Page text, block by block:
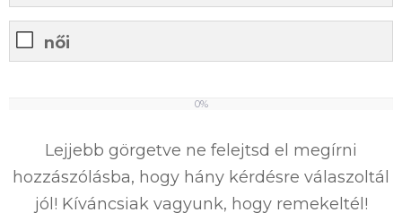
női
0%
Lejjebb görgetve ne felejtsd el megírni
hozzászólásba, hogy hány kérdésre válaszoltál
jól! Kíváncsiak vagyunk, hogy remekeltél!